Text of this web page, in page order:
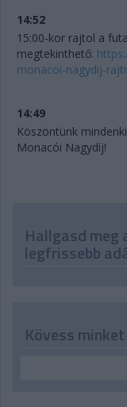
14:52
15:00-kor rajtol a
megtekinthető:
monacoi-nagydij-
14:49
Köszöntünk
Monacói Nagydíj!
Hallgasd meg
legfrissebb
Kövess